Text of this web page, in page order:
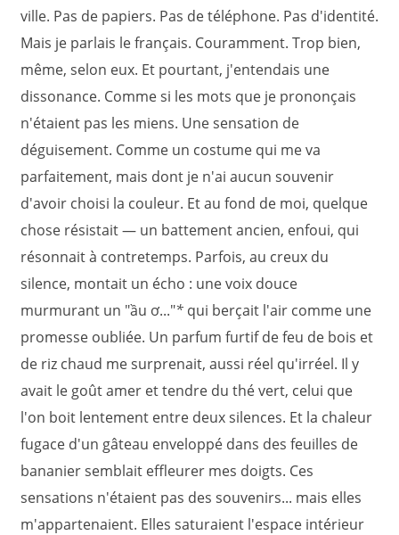
ville. Pas de papiers. Pas de téléphone. Pas d'identité.
Mais je parlais le français. Couramment. Trop bien,
même, selon eux. Et pourtant, j'entendais une
dissonance. Comme si les mots que je prononçais
n'étaient pas les miens. Une sensation de
déguisement. Comme un costume qui me va
parfaitement, mais dont je n'ai aucun souvenir
d'avoir choisi la couleur. Et au fond de moi, quelque
chose résistait — un battement ancien, enfoui, qui
résonnait à contretemps. Parfois, au creux du
silence, montait un écho : une voix douce
murmurant un "ầu ơ..."* qui berçait l'air comme une
promesse oubliée. Un parfum furtif de feu de bois et
de riz chaud me surprenait, aussi réel qu'irréel. Il y
avait le goût amer et tendre du thé vert, celui que
l'on boit lentement entre deux silences. Et la chaleur
fugace d'un gâteau enveloppé dans des feuilles de
bananier semblait effleurer mes doigts. Ces
sensations n'étaient pas des souvenirs... mais elles
m'appartenaient. Elles saturaient l'espace intérieur